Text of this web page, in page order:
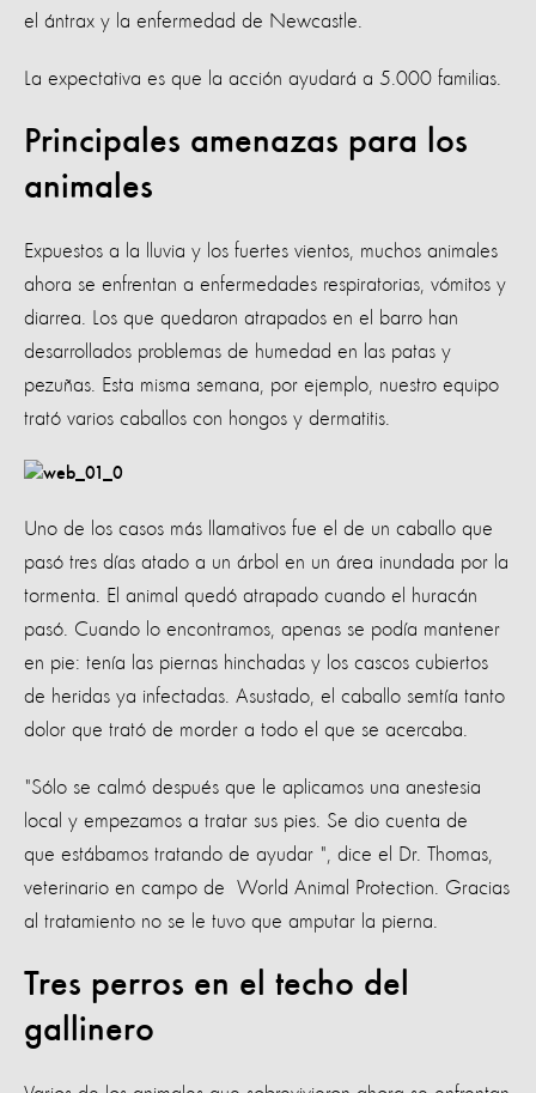
el ántrax y la enfermedad de Newcastle.
La expectativa es que la acción ayudará a 5.000 familias.
Principales amenazas para los
animales
Expuestos a la lluvia y los fuertes vientos, muchos animales
ahora se enfrentan a enfermedades respiratorias, vómitos y
diarrea. Los que quedaron atrapados en el barro han
desarrollados problemas de humedad en las patas y
pezuñas. Esta misma semana, por ejemplo, nuestro equipo
trató varios caballos con hongos y dermatitis.
Uno de los casos más llamativos fue el de un caballo que
pasó tres días atado a un árbol en un área inundada por la
tormenta. El animal quedó atrapado cuando el huracán
pasó. Cuando lo encontramos, apenas se podía mantener
en pie: tenía las piernas hinchadas y los cascos cubiertos
de heridas ya infectadas. Asustado, el caballo semtía tanto
dolor que trató de morder a todo el que se acercaba.
"Sólo se calmó después que le aplicamos una anestesia
local y empezamos a tratar sus pies. Se dio cuenta de
que estábamos tratando de ayudar ", dice el Dr. Thomas,
veterinario en campo de World Animal Protection. Gracias
al tratamiento no se le tuvo que amputar la pierna.
Tres perros en el techo del
gallinero